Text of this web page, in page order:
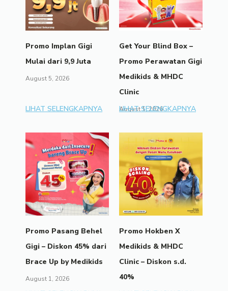
Promo Implan Gigi
Mulai dari 9,9 Juta
August 5, 2026
LIHAT SELENGKAPNYA
Get Your Blind Box –
Promo Perawatan Gigi
Medikids & MHDC
Clinic
August 1, 2026
LIHAT SELENGKAPNYA
Promo Pasang Behel
Gigi – Diskon 45% dari
Brace Up by Medikids
August 1, 2026
Promo Hokben X
Medikids & MHDC
Clinic – Diskon s.d.
40%